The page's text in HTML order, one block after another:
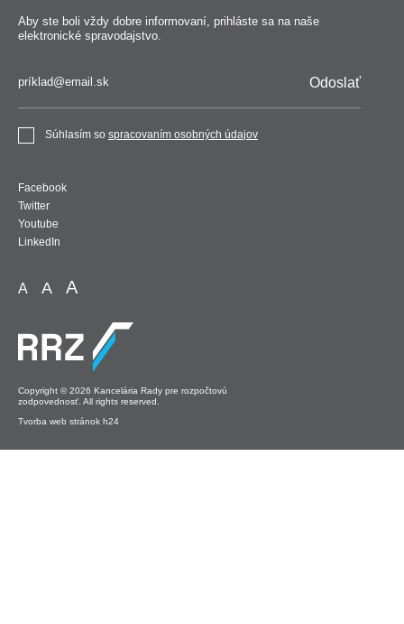
Aby ste boli vždy dobre informovaní, prihláste sa na naše
elektronické spravodajstvo.
Odoslať
Súhlasím so spracovaním osobných údajov
Copyright © 2026 Kancelária Rady pre rozpočtovú
zodpovednosť. All rights reserved.
Tvorba web stránok h24
Facebook
Twitter
Youtube
LinkedIn
A A A